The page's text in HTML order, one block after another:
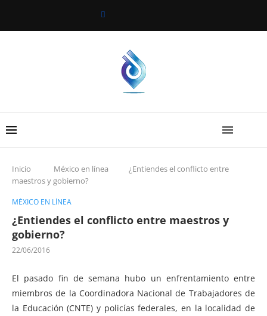
Inicio México en línea
¿Entiendes el conflicto entre
maestros y gobierno?
MÉXICO EN LÍNEA
¿Entiendes el conflicto entre maestros y
gobierno?
22/06/2016
El pasado fin de semana hubo un enfrentamiento entre
miembros de la Coordinadora Nacional de Trabajadores de
la Educación (CNTE) y policías federales, en la localidad de